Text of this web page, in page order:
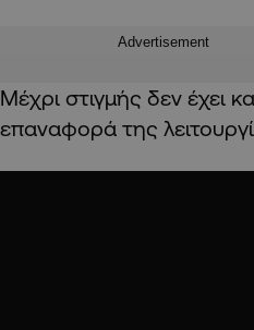
Advertisement
Μέχρι στιγμής δεν έχει
επαναφορά της